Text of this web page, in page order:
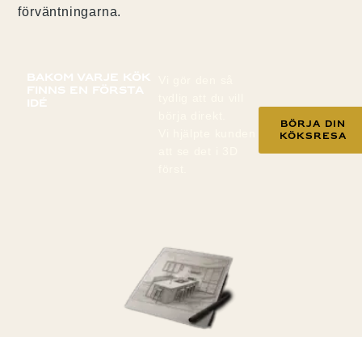
förväntningarna.
Bakom varje kök
finns en första
idé
Börja din
köksresa